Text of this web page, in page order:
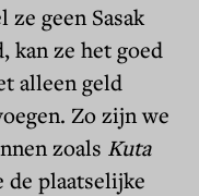
geen Sasak
kan ze het goed
alleen geld
Zo zijn we
zoals Kuta
de plaatselijke